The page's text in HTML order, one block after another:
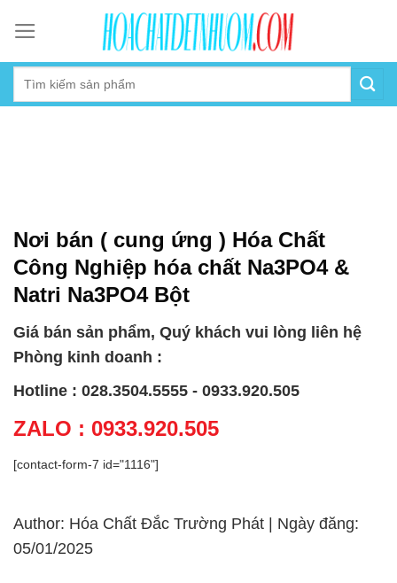
content
Nơi bán ( cung ứng ) Hóa Chất
Công Nghiệp hóa chất Na3PO4 &
Natri Na3PO4 Bột
Giá bán sản phẩm, Quý khách vui lòng liên hệ
Phòng kinh doanh :
Hotline : 028.3504.5555 - 0933.920.505
ZALO : 0933.920.505
[contact-form-7 id="1116"]
Author: Hóa Chất Đắc Trường Phát | Ngày đăng:
05/01/2025